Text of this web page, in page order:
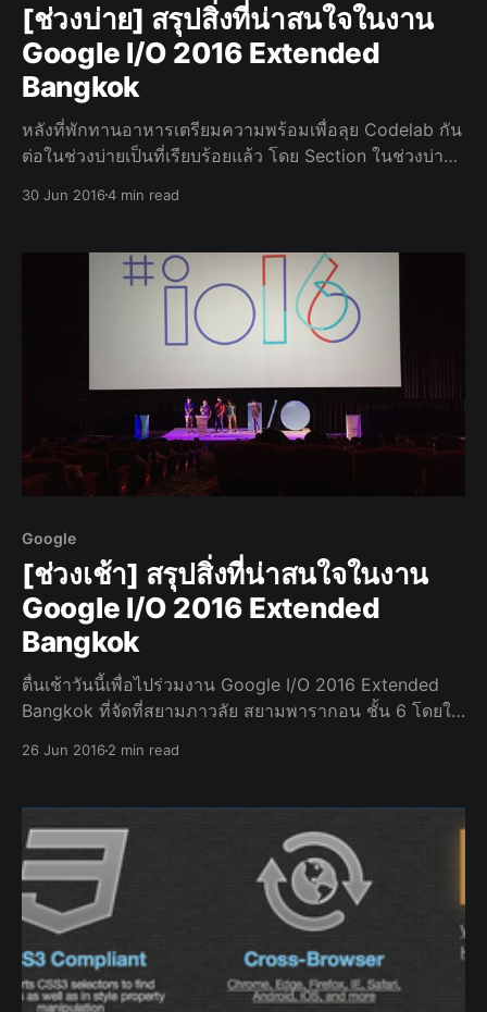
[ช่วงบ่าย] สรุปสิ่งที่น่าสนใจในงาน
Google I/O 2016 Extended
Bangkok
หลังที่พักทานอาหารเตรียมความพร้อมเพื่อลุย Codelab กัน
ต่อในช่วงบ่ายเป็นที่เรียบร้อยแล้ว โดย Section ในช่วงบ่าย
Apps ครับ Angular 2 & Progressive Web Apps &
30 Jun 20164 min read
Google
[ช่วงเช้า] สรุปสิ่งที่น่าสนใจในงาน
Google I/O 2016 Extended
Bangkok
ตื่นเช้าวันนี้เพื่อไปร่วมงาน Google I/O 2016 Extended
Bangkok ที่จัดที่สยามภาวลัย สยามพารากอน ชั้น 6 โดยใน
26 Jun 20162 min read